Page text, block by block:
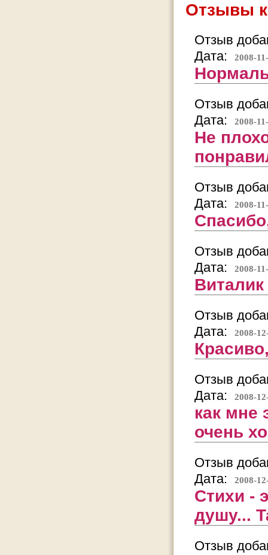
Отзывы
Отзыв
Дата:
2008-
Отзыв
Дата:
2008-
Не
Отзыв
Дата:
2008-
Отзыв
Дата:
2008-
Виталик
Отзыв
Дата:
2008-
Отзыв
Дата:
2008-
как мне
очень
Отзыв
Дата:
2008-
Стихи -
душу...
Отзыв